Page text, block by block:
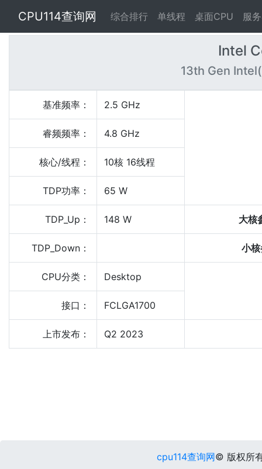
CPU114查询网 综合排行 单线程 桌面CPU 服
Intel
13th Gen
基准频率： 2.5 GHz
睿频频率： 4.8 GHz
核心/线程： 10核 16线程
TDP功率： 65 W
TDP_Up： 148 W 大核
TDP_Down： 小
CPU分类： Desktop
接口： FCLGA1700
上市发布： Q2 2023
cpu114查询网© 版权所